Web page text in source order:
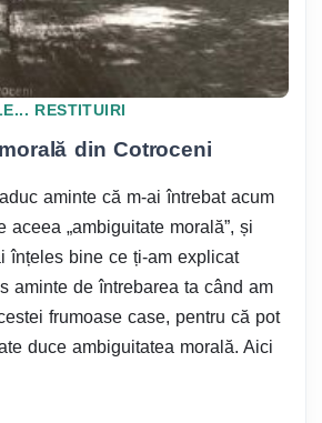
RESTITUIRI
din Cotroceni
aminte că m-ai întrebat acum
aceea „ambiguitate morală”, și
înțeles bine ce ți-am explicat
aminte de întrebarea ta când am
frumoase case, pentru că pot
duce ambiguitatea morală. Aici